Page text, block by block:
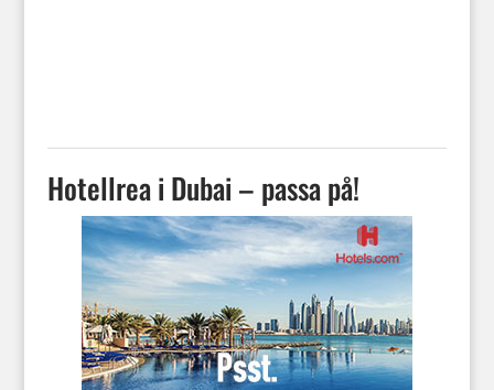
Hotellrea i Dubai – passa på!